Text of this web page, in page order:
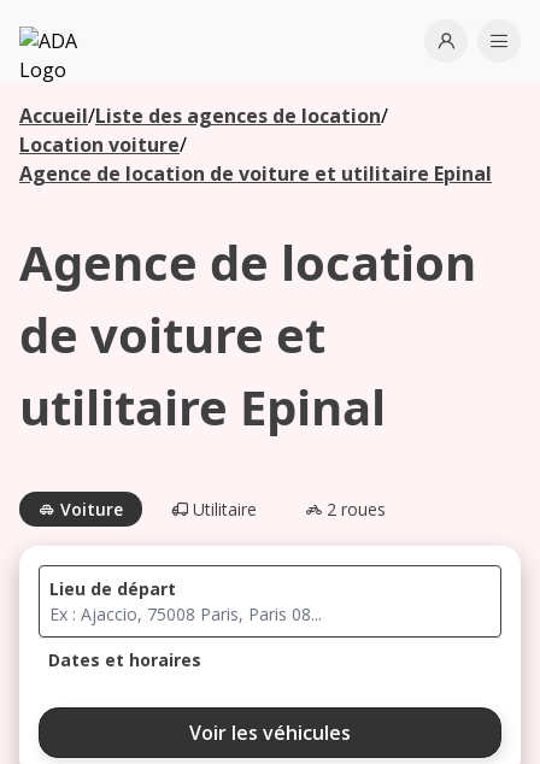
ADA
Open
Accueil/Liste des agences de location/
Location voiture/
Agence de location de voiture et utilitaire Epinal
Agence de location
de voiture et
utilitaire Epinal
Voiture Utilitaire 2 roues
Lieu de départ
Dates et horaires
août 2026
ma me
Voir les véhicules
Les
agences à
proximité
Commencez
votre
recherche
agences à
proximité